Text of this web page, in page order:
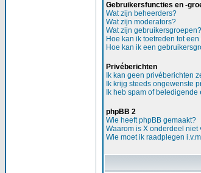
Gebruikersfuncties en -
Wat zijn beheerders?
Wat zijn moderators?
Wat zijn gebruikersgroepen?
Hoe kan ik toetreden tot
Hoe kan ik een
Privéberichten
Ik kan geen privéberichten
Ik krijg steeds ongewenste
Ik heb spam of
phpBB 2
Wie heeft phpBB gemaakt?
Waarom is X onderdeel niet
Wie moet ik raadplegen